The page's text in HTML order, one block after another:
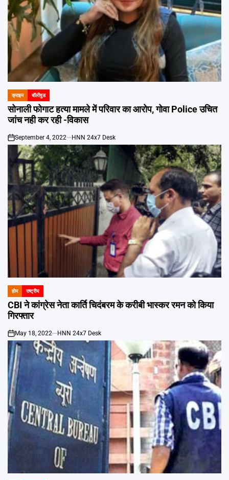
POSTED
IN
क्राइम बॉलीवुड
सोनाली फोगाट हत्या मामले में परिवार का आरोप, गोवा Police उचित
जांच नही कर रही -विकास
on
September 4, 2022 HNN 24x7 Desk
POSTED
IN
होम राष्ट्रीय
CBI ने कांग्रेस नेता कार्ति चिदंबरम के करीबी भास्कर रमन को किया
गिरफ्तार
on
May 18, 2022 HNN 24x7 Desk